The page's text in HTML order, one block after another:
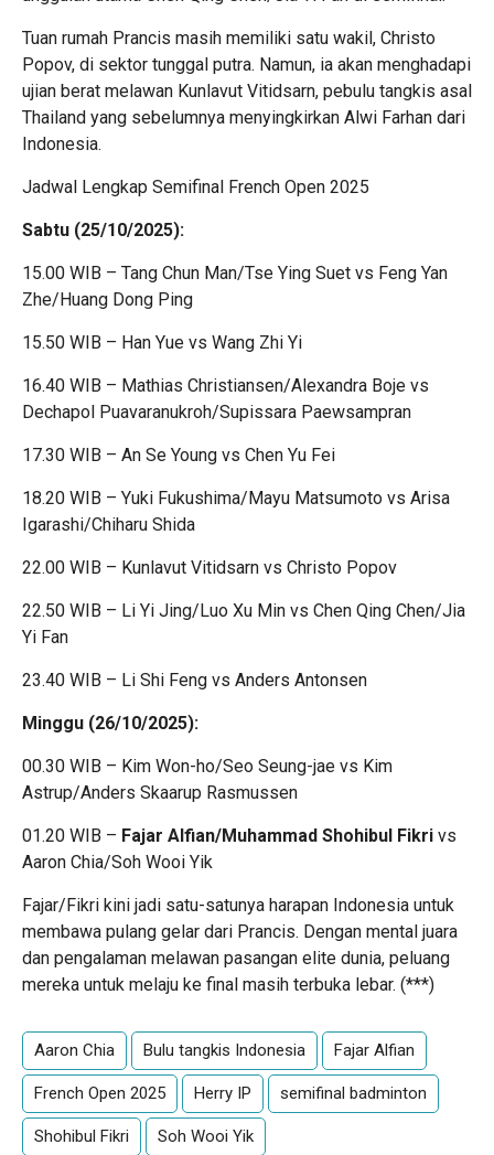
Tuan rumah Prancis masih memiliki satu wakil, Christo
Popov, di sektor tunggal putra. Namun, ia akan menghadapi
ujian berat melawan Kunlavut Vitidsarn, pebulu tangkis asal
Thailand yang sebelumnya menyingkirkan Alwi Farhan dari
Indonesia.
Jadwal Lengkap Semifinal French Open 2025
Sabtu (25/10/2025):
15.00 WIB – Tang Chun Man/Tse Ying Suet vs Feng Yan
Zhe/Huang Dong Ping
15.50 WIB – Han Yue vs Wang Zhi Yi
16.40 WIB – Mathias Christiansen/Alexandra Boje vs
Dechapol Puavaranukroh/Supissara Paewsampran
17.30 WIB – An Se Young vs Chen Yu Fei
18.20 WIB – Yuki Fukushima/Mayu Matsumoto vs Arisa
Igarashi/Chiharu Shida
22.00 WIB – Kunlavut Vitidsarn vs Christo Popov
22.50 WIB – Li Yi Jing/Luo Xu Min vs Chen Qing Chen/Jia
Yi Fan
23.40 WIB – Li Shi Feng vs Anders Antonsen
Minggu (26/10/2025):
00.30 WIB – Kim Won-ho/Seo Seung-jae vs Kim
Astrup/Anders Skaarup Rasmussen
01.20 WIB – Fajar Alfian/Muhammad Shohibul Fikri vs
Aaron Chia/Soh Wooi Yik
Fajar/Fikri kini jadi satu-satunya harapan Indonesia untuk
membawa pulang gelar dari Prancis. Dengan mental juara
dan pengalaman melawan pasangan elite dunia, peluang
mereka untuk melaju ke final masih terbuka lebar. (***)
Aaron Chia Bulu tangkis Indonesia Fajar Alfian
French Open 2025 Herry IP semifinal badminton
Shohibul Fikri Soh Wooi Yik